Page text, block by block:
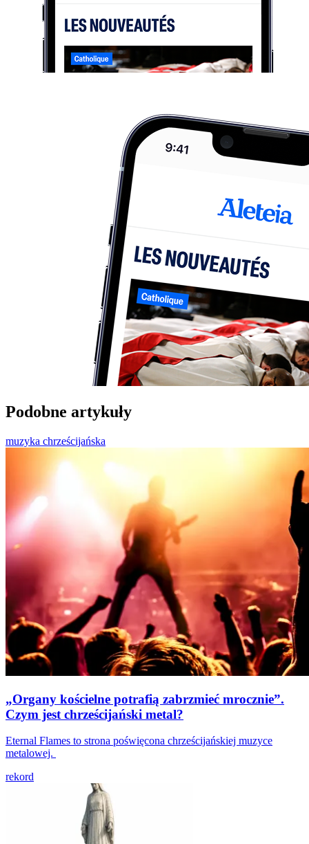
Podobne artykuły
muzyka chrześcijańska
„Organy kościelne potrafią zabrzmieć mrocznie”.
Czym jest chrześcijański metal?
Eternal Flames to strona poświęcona chrześcijańskiej muzyce
metalowej.
rekord